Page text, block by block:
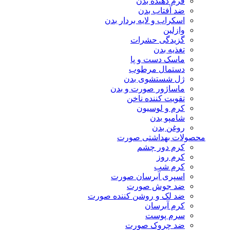
ضد آفتاب بدن
اسکراب و لایه بردار بدن
وازلین
گزیدگی حشرات
تغذیه بدن
ماسک دست و پا
دستمال مرطوب
ژل شستشوی بدن
ماساژور صورت و بدن
تقویت کننده ناخن
کرم و لوسیون
شامپو بدن
روغن بدن
محصولات بهداشتی صورت
کرم دور چشم
کرم روز
کرم شب
اسپری آبرسان صورت
ضد جوش صورت
ضد لک و روشن کننده صورت
کرم آبرسان
سرم پوست
ضد چروک صورت